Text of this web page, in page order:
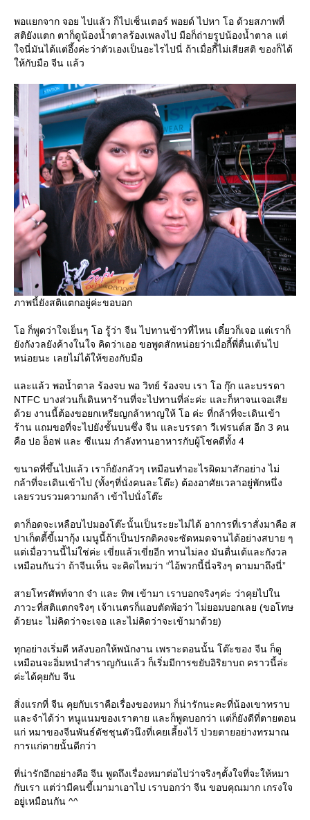
พอแยกจาก จอย ไปแล้ว ก็ไปเซ็นเตอร์ พอยด์ ไปหา โอ ด้วยสภาพที่
สติยังแตก ตาก็ดูน้องน้ำตาลร้องเพลงไป มือก็ถ่ายรูปน้องน้ำตาล แต่
จนี่มันได้แต่อึ้งค่ะว่าตัวเองเป็นอะไรไปนี่ ถ้าเมื่อกี้ไม่เสียสติ ของก็ได้
ห้กับมือ จีน แล้ว
ภาพนี้ยังสติแตกอยู่ค่ะขอบอก
อ ก็พูดว่าใจเย็นๆ โอ รู้ว่า จีน ไปทานข้าวที่ไหน เดี๋ยวก็เจอ แต่เราก็
ังกังวลยังค้างในใจ คิดว่าเออ ขอพูดสักหน่อยว่าเมื่อกี้พี่ตื่นเต้นไป
หน่อยนะ เลยไม่ได้ให้ของกับมือ
ละแล้ว พอน้ำตาล ร้องจบ พอ วิทย์ ร้องจบ เรา โอ กุ๊ก และบรรดา
NTFC บางส่วนก็เดินหาร้านที่จะไปทานที่ล่ะค่ะ และก็หาจนเจอเสี
ด้วย งานนี้ต้องขอยกเหรียญกล้าหาญให้ โอ ค่ะ ที่กล้าที่จะเดินเข้า
ร้าน แถมขอที่จะไปยังชั้นบนซึ่ง จีน และบรรดา วีเฟรนด์ส อีก 3 คน
คือ ปอ อ็อฟ และ ซีแนม กำลังทานอาหารกับผู้โชคดีทั้ง 4
ขนาดที่ขึ้นไปแล้ว เราก็ยังกลัวๆ เหมือนทำอะไรผิดมาสักอย่าง ไม่
กล้าที่จะเดินเข้าไป (ทั้งๆที่นั่งคนละโต๊ะ) ต้องอาศัยเวลาอยู่พักหนึ่ง
เลยรวบรวมความกล้า เข้าไปนั่งโต๊ะ
ตาก็อดจะเหลือบไปมองโต๊ะนั้นเป็นระยะไม่ได้ อาการที่เราสั่งมาคือ ส
ปาเก็ตตี้ขี้เมากุ้ง เมนูนี้ถ้าเป็นปรกติคงจะซัดหมดจานได้อย่างสบาย ๆ
ต่เมื่อวานนี้ไม่ใช่ค่ะ เขี่ยแล้วเขี่ยอีก ทานไม่ลง มันตื่นเต้และกังวล
เหมือนกันว่า ถ้าจีนเห็น จะคิดไหมว่า “ไอ้พวกนี้นี่จริงๆ ตามมาถึงนี่”
สายโทรศัพท์จาก จ๋า และ ทิพ เข้ามา เราบอกจริงๆค่ะ ว่าคุยไปใน
ภาวะที่สติแตกจริงๆ เจ้าเนตรก็แอบตัดพ้อว่า ไม่ยอมบอกเลย (ขอโทษ
ด้วยนะ ไม่คิดว่าจะเจอ และไม่คิดว่าจะเข้ามาด้วย)
ทุกอย่างเริ่มดี หลังบอกให้พนักงาน เพราะตอนนั้น โต๊ะของ จีน ก็ดู
เหมือนจะอิ่มหนำสำราญกันแล้ว ก็เริ่มมีการขยับอิริยาบถ คราวนี้ล่ะ
ค่ะได้คุยกับ จีน
สิ่งแรกที่ จีน คุยกับเราคือเรื่องของหมา ก็น่ารักนะคะที่น้องเขาทราบ
ละจำได้ว่า หนูแนมของเราตาย และก็พูดบอกว่า แต่ก็ยังดีที่ตายตอน
ก่ หมาของจีนพันธ์ดัชชุนตัวนึงที่เคยเลี้ยงไว้ ป่วยตายอย่างทรมาณ
การแก่ตายนั้นดีกว่า
ที่น่ารักอีกอย่างคือ จีน พูดถึงเรื่องหมาต่อไปว่าจริงๆตั้งใจที่จะให้หมา
กับเรา แต่ว่ามีคนขี้เมามาเอาไป เราบอกว่า จีน ขอบคุณมาก เกรงใจ
อยู่เหมือนกัน ^^